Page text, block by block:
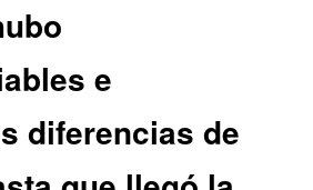
e
diferencias de